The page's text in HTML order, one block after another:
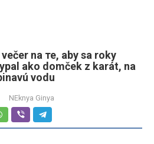
na те, aby sa roky
ako domček z karát, na
vodu
NEknya Ginya